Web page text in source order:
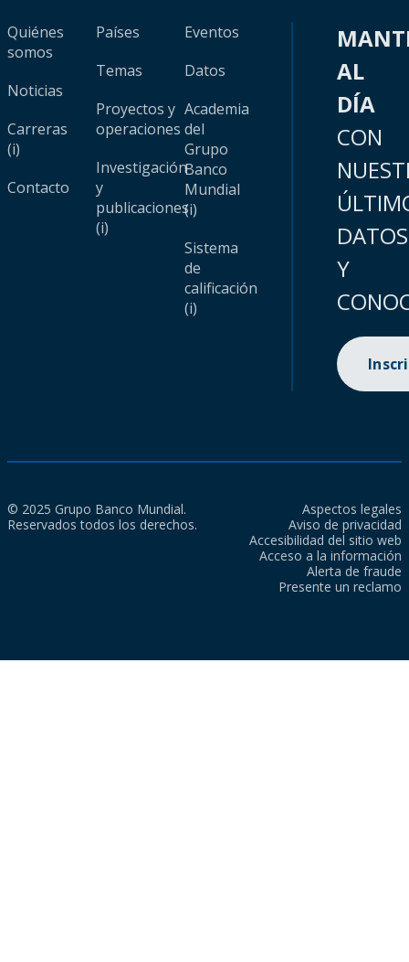
Quiénes
somos
Noticias
Carreras
(i)
Contacto
Países
Temas
Proyectos y
operaciones
Investigación
y
publicaciones
(i)
Eventos
Datos
Academia
del
Grupo
Banco
Mundial
(i)
Sistema
de
calificación
(i)
AL
DÍA
CON
DATOS
Y
© 2025 Grupo Banco Mundial.
Reservados todos los derechos.
Aspectos legales
Aviso de privacidad
Accesibilidad del sitio web
Acceso a la información
Alerta de fraude
Presente un reclamo